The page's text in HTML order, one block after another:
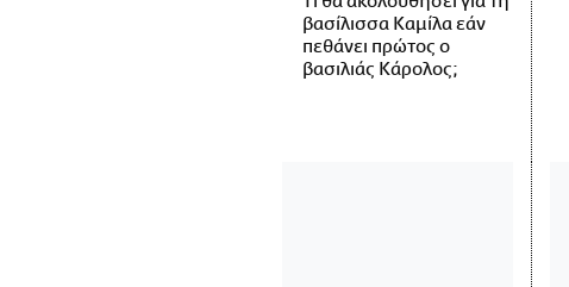
βασίλισσα Καμίλα εάν
πεθάνει πρώτος ο
βασιλιάς Κάρολος;